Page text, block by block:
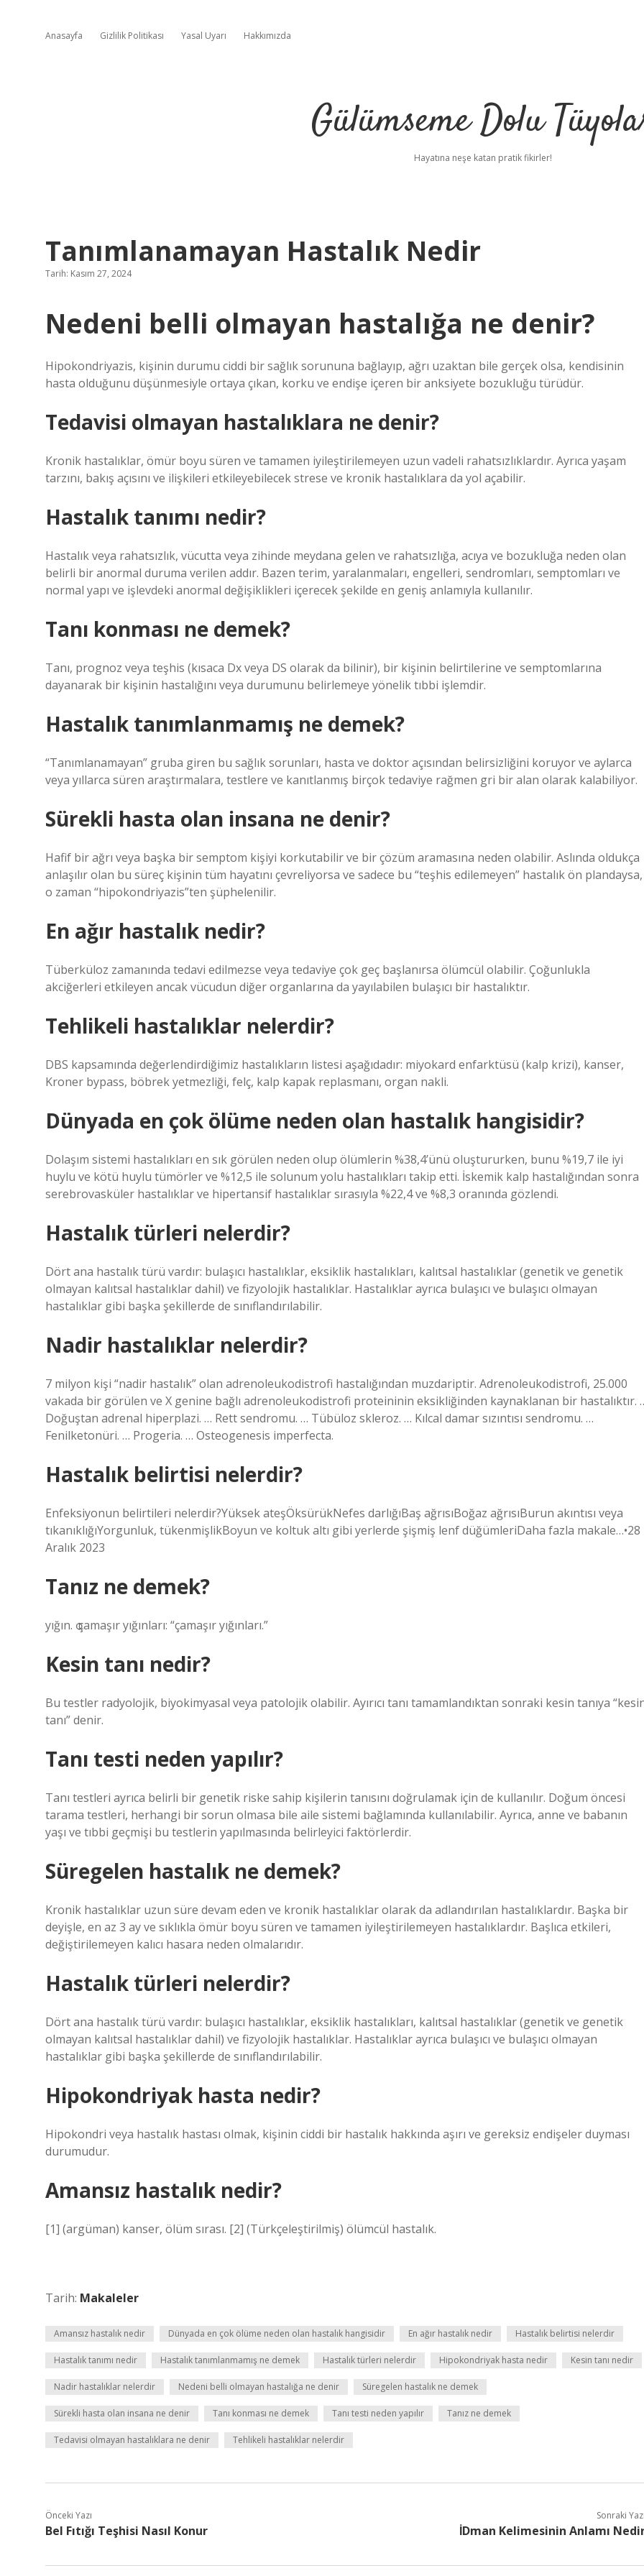
Anasayfa Gizlilik Politikası Yasal Uyarı Hakkımızda
Gülümseme Dolu
Hayatına neşe katan pratik fikirler!
Tanımlanamayan Hastalık Nedir
Tarih: Kasım 27, 2024
Nedeni belli olmayan hastalığa ne denir?
Hipokondriyazis, kişinin durumu ciddi bir sağlık sorununa bağlayıp, ağrı uzaktan bile gerçek olsa, kendisinin
hasta olduğunu düşünmesiyle ortaya çıkan, korku ve endişe içeren bir anksiyete bozukluğu türüdür.
Tedavisi olmayan hastalıklara ne denir?
Kronik hastalıklar, ömür boyu süren ve tamamen iyileştirilemeyen uzun vadeli rahatsızlıklardır. Ayrıca yaşam
tarzını, bakış açısını ve ilişkileri etkileyebilecek strese ve kronik hastalıklara da yol açabilir.
Hastalık tanımı nedir?
Hastalık veya rahatsızlık, vücutta veya zihinde meydana gelen ve rahatsızlığa, acıya ve bozukluğa neden olan
belirli bir anormal duruma verilen addır. Bazen terim, yaralanmaları, engelleri, sendromları, semptomları ve
normal yapı ve işlevdeki anormal değişiklikleri içerecek şekilde en geniş anlamıyla kullanılır.
Tanı konması ne demek?
Tanı, prognoz veya teşhis (kısaca Dx veya DS olarak da bilinir), bir kişinin belirtilerine ve semptomlarına
dayanarak bir kişinin hastalığını veya durumunu belirlemeye yönelik tıbbi işlemdir.
Hastalık tanımlanmamış ne demek?
“Tanımlanamayan” gruba giren bu sağlık sorunları, hasta ve doktor açısından belirsizliğini koruyor ve aylarca
veya yıllarca süren araştırmalara, testlere ve kanıtlanmış birçok tedaviye rağmen gri bir alan olarak kalabiliyor.
Sürekli hasta olan insana ne denir?
Hafif bir ağrı veya başka bir semptom kişiyi korkutabilir ve bir çözüm aramasına neden olabilir. Aslında oldukça
anlaşılır olan bu süreç kişinin tüm hayatını çevreliyorsa ve sadece bu “teşhis edilemeyen” hastalık ön plandaysa,
o zaman “hipokondriyazis”ten şüphelenilir.
En ağır hastalık nedir?
Tüberküloz zamanında tedavi edilmezse veya tedaviye çok geç başlanırsa ölümcül olabilir. Çoğunlukla
akciğerleri etkileyen ancak vücudun diğer organlarına da yayılabilen bulaşıcı bir hastalıktır.
Tehlikeli hastalıklar nelerdir?
DBS kapsamında değerlendirdiğimiz hastalıkların listesi aşağıdadır: miyokard enfarktüsü (kalp krizi), kanser,
Kroner bypass, böbrek yetmezliği, felç, kalp kapak replasmanı, organ nakli.
Dünyada en çok ölüme neden olan hastalık hangisidir?
Dolaşım sistemi hastalıkları en sık görülen neden olup ölümlerin %38,4’ünü oluştururken, bunu %19,7 ile iyi
huylu ve kötü huylu tümörler ve %12,5 ile solunum yolu hastalıkları takip etti. İskemik kalp hastalığından sonra
serebrovasküler hastalıklar ve hipertansif hastalıklar sırasıyla %22,4 ve %8,3 oranında gözlendi.
Hastalık türleri nelerdir?
Dört ana hastalık türü vardır: bulaşıcı hastalıklar, eksiklik hastalıkları, kalıtsal hastalıklar (genetik ve genetik
olmayan kalıtsal hastalıklar dahil) ve fizyolojik hastalıklar. Hastalıklar ayrıca bulaşıcı ve bulaşıcı olmayan
hastalıklar gibi başka şekillerde de sınıflandırılabilir.
Nadir hastalıklar nelerdir?
7 milyon kişi “nadir hastalık” olan adrenoleukodistrofi hastalığından muzdariptir. Adrenoleukodistrofi, 25.000
vakada bir görülen ve X genine bağlı adrenoleukodistrofi proteininin eksikliğinden kaynaklanan bir hastalıktır.
Doğuştan adrenal hiperplazi. … Rett sendromu. … Tübüloz skleroz. … Kılcal damar sızıntısı sendromu. …
Fenilketonüri. … Progeria. … Osteogenesis imperfecta.
Hastalık belirtisi nelerdir?
Enfeksiyonun belirtileri nelerdir?Yüksek ateşÖksürükNefes darlığıBaş ağrısıBoğaz ağrısıBurun akıntısı veya
tıkanıklığıYorgunluk, tükenmişlikBoyun ve koltuk altı gibi yerlerde şişmiş lenf düğümleriDaha fazla makale…•28
Aralık 2023
Tanız ne demek?
yığın. ѻ çamaşır yığınları: “çamaşır yığınları.”
Kesin tanı nedir?
Bu testler radyolojik, biyokimyasal veya patolojik olabilir. Ayırıcı tanı tamamlandıktan sonraki kesin tanıya
tanı” denir.
Tanı testi neden yapılır?
Tanı testleri ayrıca belirli bir genetik riske sahip kişilerin tanısını doğrulamak için de kullanılır. Doğum öncesi
tarama testleri, herhangi bir sorun olmasa bile aile sistemi bağlamında kullanılabilir. Ayrıca, anne ve babanın
yaşı ve tıbbi geçmişi bu testlerin yapılmasında belirleyici faktörlerdir.
Süregelen hastalık ne demek?
Kronik hastalıklar uzun süre devam eden ve kronik hastalıklar olarak da adlandırılan hastalıklardır. Başka bir
deyişle, en az 3 ay ve sıklıkla ömür boyu süren ve tamamen iyileştirilemeyen hastalıklardır. Başlıca etkileri,
değiştirilemeyen kalıcı hasara neden olmalarıdır.
Hastalık türleri nelerdir?
Dört ana hastalık türü vardır: bulaşıcı hastalıklar, eksiklik hastalıkları, kalıtsal hastalıklar (genetik ve genetik
olmayan kalıtsal hastalıklar dahil) ve fizyolojik hastalıklar. Hastalıklar ayrıca bulaşıcı ve bulaşıcı olmayan
hastalıklar gibi başka şekillerde de sınıflandırılabilir.
Hipokondriyak hasta nedir?
Hipokondri veya hastalık hastası olmak, kişinin ciddi bir hastalık hakkında aşırı ve gereksiz endişeler duyması
durumudur.
Amansız hastalık nedir?
[1] (argüman) kanser, ölüm sırası. [2] (Türkçeleştirilmiş) ölümcül hastalık.
Tarih: Makaleler
Amansız hastalık nedir Dünyada en çok ölüme neden olan hastalık hangisidir En ağır hastalık nedir Hastalık belirtisi nelerdir
Hastalık tanımı nedir Hastalık tanımlanmamış ne demek Hastalık türleri nelerdir Hipokondriyak hasta nedir Kesin tanı nedir
Nadir hastalıklar nelerdir Nedeni belli olmayan hastalığa ne denir Süregelen hastalık ne demek
Sürekli hasta olan insana ne denir Tanı konması ne demek Tanı testi neden yapılır Tanız ne demek
Tedavisi olmayan hastalıklara ne denir Tehlikeli hastalıklar nelerdir
Önceki Yazı
Bel Fıtığı Teşhisi Nasıl Konur
Sonraki
İDman Kelimesinin Anlamı